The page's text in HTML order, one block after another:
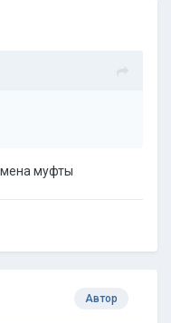
муфты
Автор